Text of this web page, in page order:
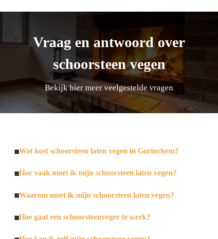
Vraag en antwoord over
schoorsteen vegen
Bekijk hier meer veelgestelde vragen
Wat kost schoorsteen laten vegen in Gorinchem?
Hoe vaak moet ik mijn schoorsteen laten vegen?
Waarom moet ik mijn schoorsteen laten vegen?
Hoe gaat een schoorsteenveger te werk?